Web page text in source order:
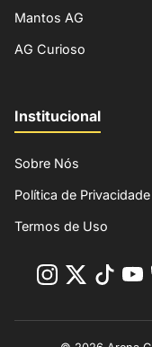
Mantos AG
AG Curioso
Institucional
Sobre Nós
Política de Privacidade
Termos de Uso